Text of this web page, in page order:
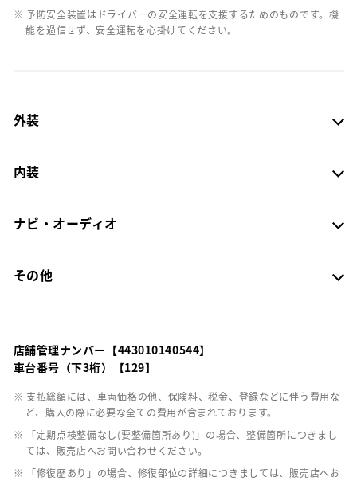
※ 予防安全装置はドライバーの安全運転を支援するためのものです。機
能を過信せず、安全運転を心掛けてください。
外装
内装
ナビ・オーディオ
その他
店舗管理ナンバー【443010140544】
車台番号（下3桁）【129】
※ 支払総額には、車両価格の他、保険料、税金、登録などに伴う費用な
ど、購入の際に必要な全ての費用が含まれております。
※ 「定期点検整備なし(要整備箇所あり)」の場合、整備箇所につきまし
ては、販売店へお問い合わせください。
※ 「修復歴あり」の場合、修復部位の詳細につきましては、販売店へお